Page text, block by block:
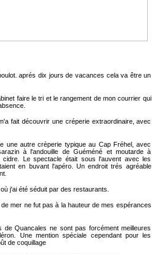
aprés dix jours de vacances cela va être un
faire le tri et le rangement de mon courrier qui
fait découvrir une créperie extraordinaire, avec
une autre crèperie typique au Cap Fréhel, avec
à l'andouille de Guéméné et moutarde à
Le spectacle était sous l'auvent avec les
en buvant l'apéro. Un endroit trés agréable
j'ai été séduit par des restaurants.
mer ne fut pas à la hauteur de mes espérances
de Quancales ne sont pas forcément meilleures
Une mention spéciale cependant pour les
de coquillage